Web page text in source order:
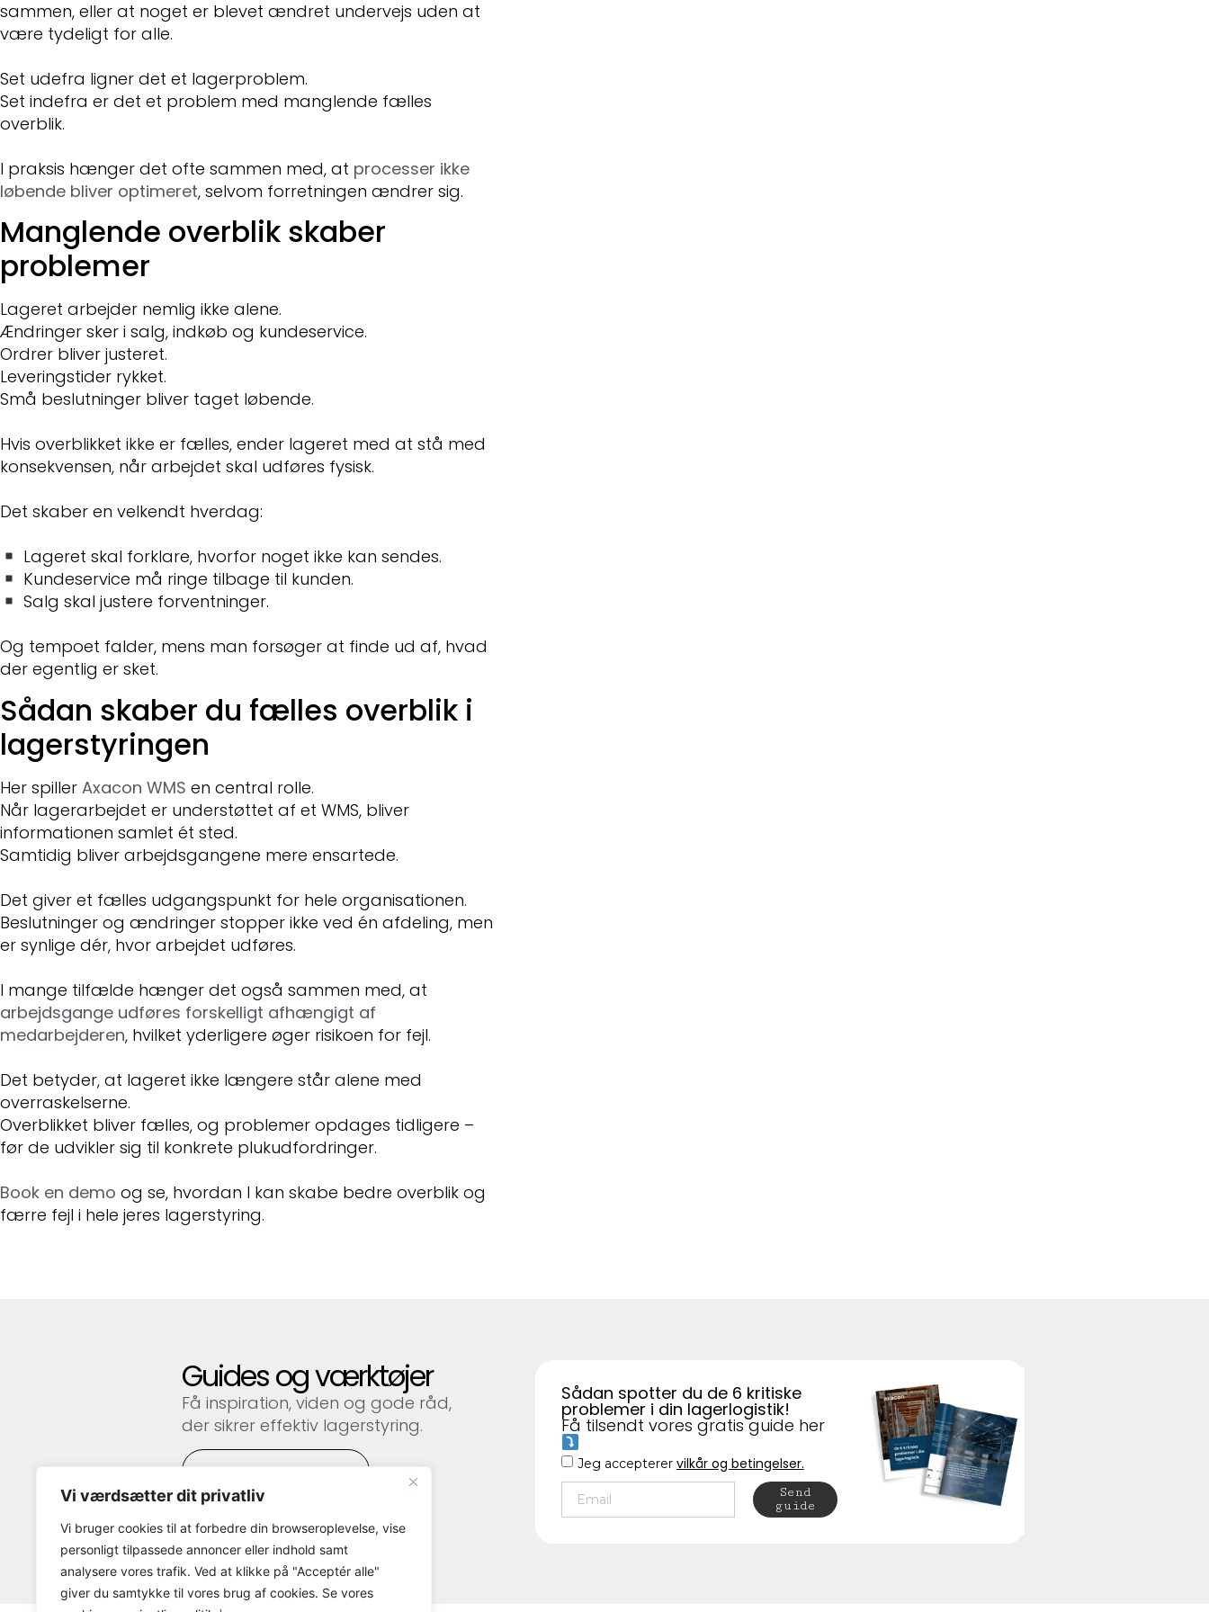
Vi værdsætter dit privatliv
Vi bruger cookies til at forbedre din browseroplevelse, vise
personligt tilpassede annoncer eller indhold samt
analysere vores trafik. Ved at klikke på "Acceptér alle"
giver du samtykke til vores brug af cookies. Se vores
sammen, eller at noget er blevet ændret undervejs uden at
være tydeligt for alle.
Set udefra ligner det et lagerproblem.
Set indefra er det et problem med manglende fælles
overblik.
I praksis hænger det ofte sammen med, at processer ikke
løbende bliver optimeret, selvom forretningen ændrer sig.
Manglende overblik skaber
problemer
Lageret arbejder nemlig ikke alene.
Ændringer sker i salg, indkøb og kundeservice.
Ordrer bliver justeret.
Leveringstider rykket.
Små beslutninger bliver taget løbende.
Hvis overblikket ikke er fælles, ender lageret med at stå med
konsekvensen, når arbejdet skal udføres fysisk.
Det skaber en velkendt hverdag:
Lageret skal forklare, hvorfor noget ikke kan sendes.
Kundeservice må ringe tilbage til kunden.
Salg skal justere forventninger.
Og tempoet falder, mens man forsøger at finde ud af, hvad
der egentlig er sket.
Sådan skaber du fælles overblik i
lagerstyringen
Her spiller Axacon WMS en central rolle.
Når lagerarbejdet er understøttet af et WMS, bliver
informationen samlet ét sted.
Samtidig bliver arbejdsgangene mere ensartede.
Det giver et fælles udgangspunkt for hele organisationen.
Beslutninger og ændringer stopper ikke ved én afdeling, men
er synlige dér, hvor arbejdet udføres.
I mange tilfælde hænger det også sammen med, at
arbejdsgange udføres forskelligt afhængigt af
medarbejderen, hvilket yderligere øger risikoen for fejl.
Det betyder, at lageret ikke længere står alene med
overraskelserne.
Overblikket bliver fælles, og problemer opdages tidligere –
før de udvikler sig til konkrete plukudfordringer.
Book en demo og se, hvordan I kan skabe bedre overblik og
færre fejl i hele jeres lagerstyring.
Guides og værktøjer
Få inspiration, viden og gode råd,
der sikrer effektiv lagerstyring.
Se vores guides
Sådan spotter du de 6 kritiske
problemer i din lagerlogistik!
Få tilsendt vores gratis guide her
Jeg accepterer vilkår og betingelser.
Send
guide